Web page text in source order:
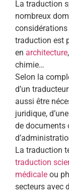
La traduction
nombreux
considérations
traduction est
en architecture
chimie…
Selon la
d’un
aussi être
juridique, d’une
de documents
La traduction
traduction
médicale ou
secteurs avec